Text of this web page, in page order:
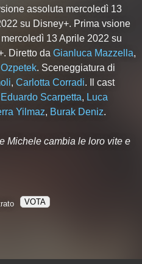
assoluta mercoledì 13
su Disney+. Prima vsione
13 Aprile 2022 su
Diretto daGianluca Mazzella,
. Sceneggiatura di
, Carlotta Corradi. Il cast
Eduardo Scarpetta, Luca
Yilmaz, Burak Deniz.
Michele cambia le loro vite e
VOTA